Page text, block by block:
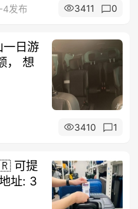
发布 3411 0
一日游
， 想
3410 1
可提
址: 3